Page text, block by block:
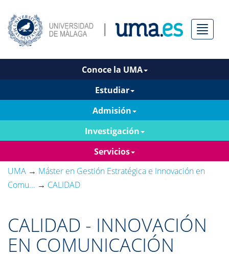
Menú
Conoce la UMA
Estudiar
Admisión
Investigación
Servicios
UMA → Máster en Gestión Estratégica e Innovación en
Comu... → CALIDAD
CALIDAD - INNOVACIÓN
EN COMUNICACIÓN